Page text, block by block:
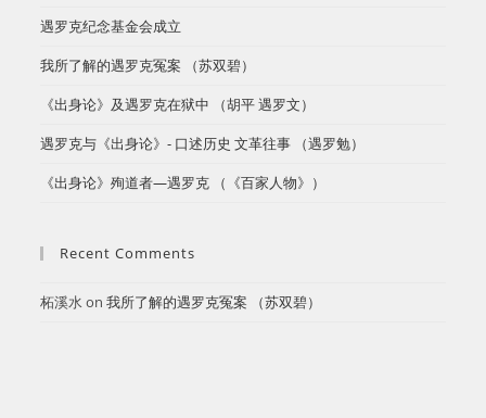
遇罗克纪念基金会成立
​我所了解的遇罗克冤案 （苏双碧）
《出身论》及遇罗克在狱中 （胡平 遇罗文）
遇罗克与《出身论》- 口述历史 文革往事 （遇罗勉）
《出身论》殉道者—遇罗克 （《百家人物》）
Recent Comments
柘溪水on​我所了解的遇罗克冤案 （苏双碧）